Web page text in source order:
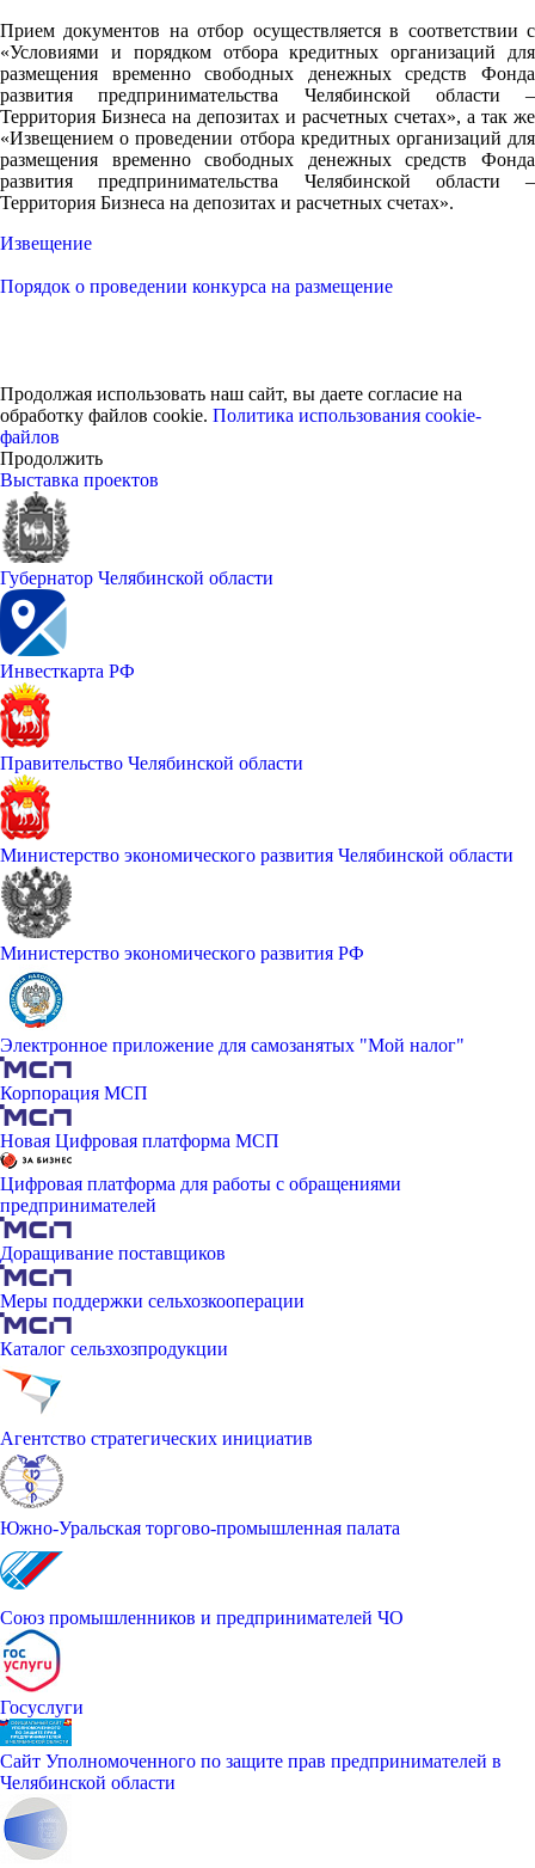
Прием документов на отбор осуществляется в соответствии с
«Условиями и порядком отбора кредитных организаций для
размещения временно свободных денежных средств Фонда
развития предпринимательства Челябинской области –
Территория Бизнеса на депозитах и расчетных счетах», а так же
«Извещением о проведении отбора кредитных организаций для
размещения временно свободных денежных средств Фонда
развития предпринимательства Челябинской области –
Территория Бизнеса на депозитах и расчетных счетах».
Извещение
Порядок о проведении конкурса на размещение
Продолжая использовать наш сайт, вы даете согласие на
обработку файлов cookie. Политика использования cookie-
файлов
Продолжить
Выставка проектов
Губернатор Челябинской области
Инвесткарта РФ
Правительство Челябинской области
Министерство экономического развития Челябинской области
Министерство экономического развития РФ
Электронное приложение для самозанятых "Мой налог"
Корпорация МСП
Новая Цифровая платформа МСП
Цифровая платформа для работы с обращениями
предпринимателей
Доращивание поставщиков
Меры поддержки сельхозкооперации
Каталог сельзхозпродукции
Агентство стратегических инициатив
Южно-Уральская торгово-промышленная палата
Союз промышленников и предпринимателей ЧО
Госуслуги
Сайт Уполномоченного по защите прав предпринимателей в
Челябинской области